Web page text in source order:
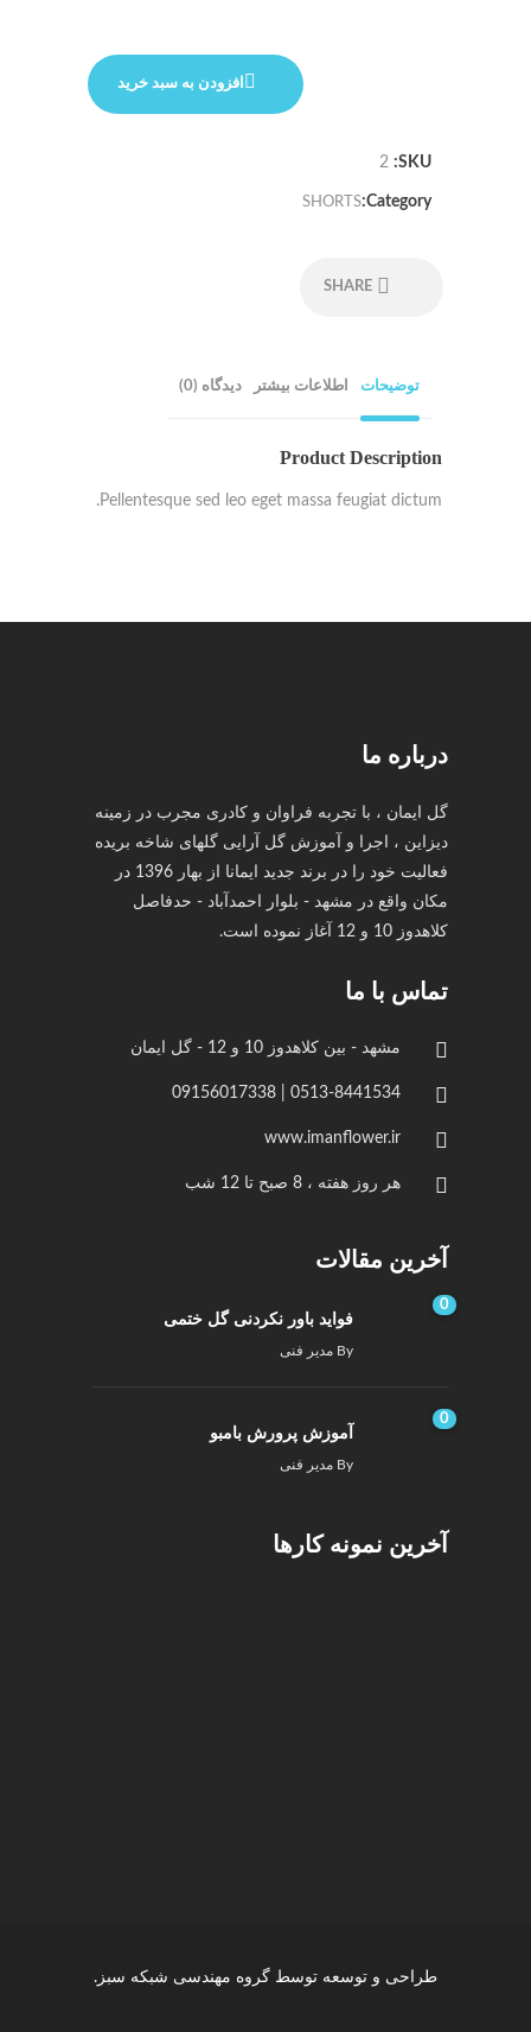
افزودن به سبد خرید
SKU:
2
Category:
SHORTS
SHARE
توضیحات اطلاعات بیشتر دیدگاه (0)
Product Description
Pellentesque sed leo eget massa feugiat dictum.
درباره ما
گل ایمان ، با تجربه فراوان و کادری مجرب در زمینه
دیزاین ، اجرا و آموزش گل آرایی گلهای شاخه بریده
فعالیت خود را در برند جدید ایمانا از بهار 1396 در
مکان واقع در مشهد - بلوار احمدآباد - حدفاصل
کلاهدوز 10 و 12 آغاز نموده است.
تماس با ما
مشهد - بین کلاهدوز 10 و 12 - گل ایمان
0513-8441534 | 09156017338
www.imanflower.ir
هر روز هفته ، 8 صبح تا 12 شب
آخرین مقالات
0
فواید باور نکردنی گل ختمی
By مدیر فنی
0
آموزش پرورش بامبو
By مدیر فنی
آخرین نمونه کارها
طراحی و توسعه توسط گروه مهندسی شبکه سبز .